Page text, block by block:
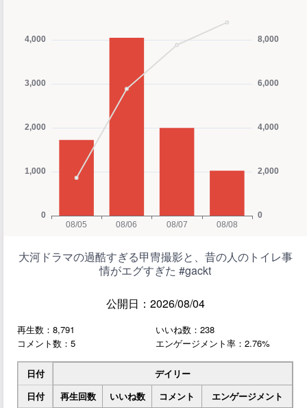
大河ドラマの過酷すぎる甲冑撮影と、昔の人のトイレ事
情がエグすぎた #gackt
公開日：2026/08/04
再生数：8,791
いいね数：238
コメント数：5
エンゲージメント率：2.76%
日付
デイリー
日付
再生回数 いいね数 コメント
エンゲージメント